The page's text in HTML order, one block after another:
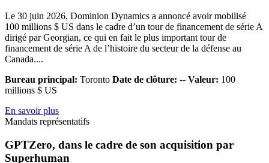
Le 30 juin 2026, Dominion Dynamics a annoncé avoir mobilisé
100 millions $ US dans le cadre d’un tour de financement de série A
dirigé par Georgian, ce qui en fait le plus important tour de
financement de série A de l’histoire du secteur de la défense au
Canada....
Bureau principal: Toronto Date de clôture: -- Valeur: 100
millions $ US
En savoir plus
Mandats représentatifs
GPTZero, dans le cadre de son acquisition par
Superhuman